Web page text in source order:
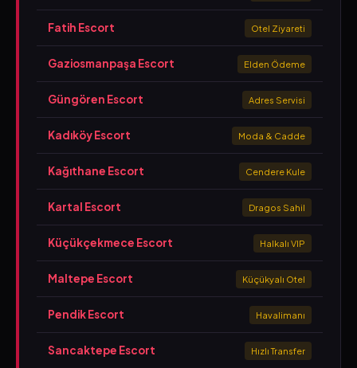
Fatih Escort Otel Ziyareti
Gaziosmanpaşa Escort Elden Ödeme
Güngören Escort Adres Servisi
Kadıköy Escort Moda & Cadde
Kağıthane Escort Cendere Kule
Kartal Escort Dragos Sahil
Küçükçekmece Escort Halkalı VIP
Maltepe Escort Küçükyalı Otel
Pendik Escort Havalimanı
Sancaktepe Escort Hızlı Transfer